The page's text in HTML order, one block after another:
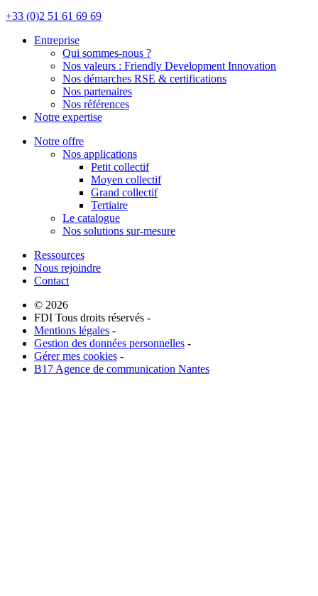
+33 (0)2 51 61 69 69
Entreprise
Qui sommes-nous ?
Nos valeurs : Friendly Development Innovation
Nos démarches RSE & certifications
Nos partenaires
Nos références
Notre expertise
Notre offre
Nos applications
Petit collectif
Moyen collectif
Grand collectif
Tertiaire
Le catalogue
Nos solutions sur-mesure
Ressources
Nous rejoindre
Contact
© 2026
FDI Tous droits réservés -
Mentions légales -
Gestion des données personnelles -
Gérer mes cookies -
B17 Agence de communication Nantes